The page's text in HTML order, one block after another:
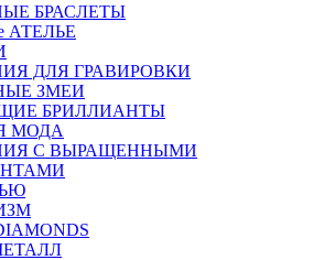
БРАСЛЕТЫ
АТЕЛЬЕ
ДЛЯ ГРАВИРОВКИ
ЗМЕИ
БРИЛЛИАНТЫ
МОДА
С ВЫРАЩЕННЫМИ